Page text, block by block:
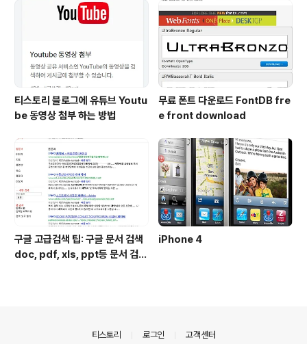
티스토리 블로그에 유튜브 Youtu
be 동영상 첨부 하는 방법
무료 폰트 다운로드 FontDB fre
e front download
구글 고급검색 팁: 구글 문서 검색
doc, pdf, xls, ppt등 문서 검색
iPhone 4
티스토리 로그인 고객센터